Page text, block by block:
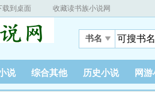
载到桌面 收藏读书族小说网
书名
说 综合其他 历史小说 网